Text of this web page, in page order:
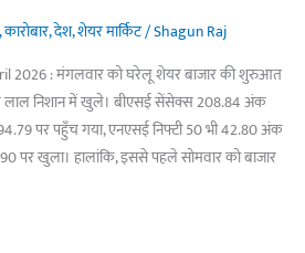
,कारोबार,देश,शेयर मार्किट/Shagun Raj
2026 : मंगलवार को घरेलू शेयर बाजार की शुरुआत
निशान में खुले। बीएसई सेंसेक्स 208.84 अंक
पर पहुँच गया, एनएसई निफ्टी 50 भी 42.80 अंक
पर खुला। हालांकि, इससे पहले सोमवार को बाजार